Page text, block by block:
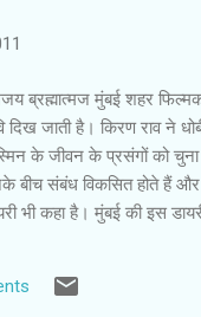
ब्रह्मात्‍मज मुंबई शहर
दिख जाती है। किरण राव ने
के जीवन के प्रसंगों को
बीच संबंध विकसित होते हैं
भी कहा है। मुंबई की इस
होती है। दोनों साथ में